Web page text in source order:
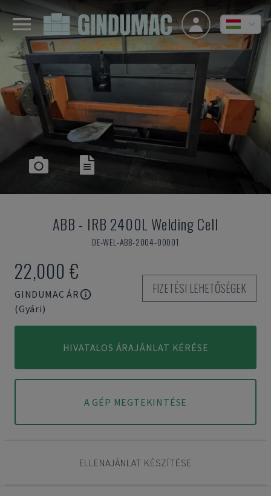
ABB - IRB 2400L Welding Cell
DE-WEL-ABB-2004-00001
22,000 €
GINDUMAC ÁR
(Gyári)
FIZETÉSI LEHETŐSÉGEK
HIVATALOS ÁRAJÁNLAT KÉRÉSE
A GÉP MEGTEKINTÉSE
ELLENAJÁNLAT KÉSZÍTÉSE